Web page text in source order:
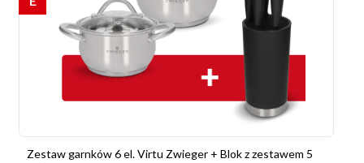
Zestaw garnków 6 el. Virtu Zwieger + Blok z zestawem 5